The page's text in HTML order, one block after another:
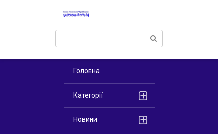
Поиск:
Головна
Категорії
Новини